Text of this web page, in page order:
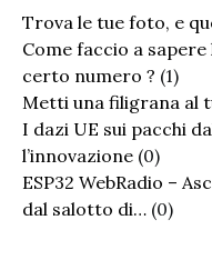
Trova le tue foto, e
Come faccio a
certo numero ? (1)
Metti una filigrana al
I dazi UE sui pacchi
l’innovazione (0)
ESP32 WebRadio –
dal salotto di… (0)